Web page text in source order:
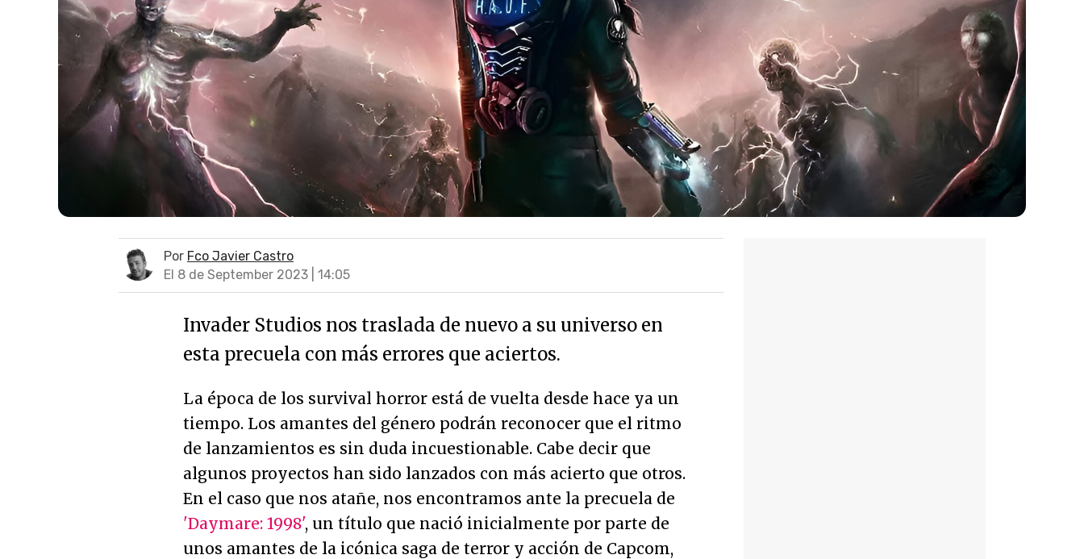
Por Fco Javier Castro
El 8 de September 2023 | 14:05
Invader Studios nos traslada de nuevo a su universo en
esta precuela con más errores que aciertos.
La época de los survival horror está de vuelta desde hace ya un
tiempo. Los amantes del género podrán reconocer que el ritmo
de lanzamientos es sin duda incuestionable. Cabe decir que
algunos proyectos han sido lanzados con más acierto que otros.
En el caso que nos atañe, nos encontramos ante la precuela de
'Daymare: 1998', un título que nació inicialmente por parte de
unos amantes de la icónica saga de terror y acción de Capcom,